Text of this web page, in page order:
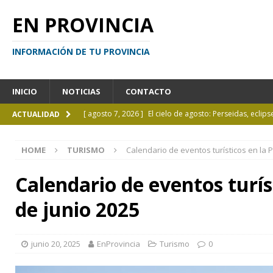
EN PROVINCIA
INFORMACIÓN DE TU PROVINCIA
INICIO NOTICIAS CONTACTO
ACTUALIDAD [ agosto 7, 2026 ] El cielo de agosto: Perseidas,
[ agosto 6, 2026 ] Calendario de eventos turísticos en
[ agosto 6, 2026 ]
La UCALP incorpora la
HOME TURISMO Calendario de eventos turísticos en la
Calendario de eventos
de junio 2025
junio 20, 2025 EnProvincia Turismo 0